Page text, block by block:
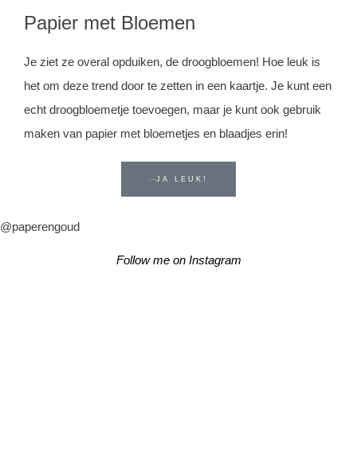
Papier met Bloemen
Je ziet ze overal opduiken, de droogbloemen! Hoe leuk is
het om deze trend door te zetten in een kaartje. Je kunt een
echt droogbloemetje toevoegen, maar je kunt ook gebruik
maken van papier met bloemetjes en blaadjes erin!
JA LEUK!
@paperengoud
Follow me on Instagram